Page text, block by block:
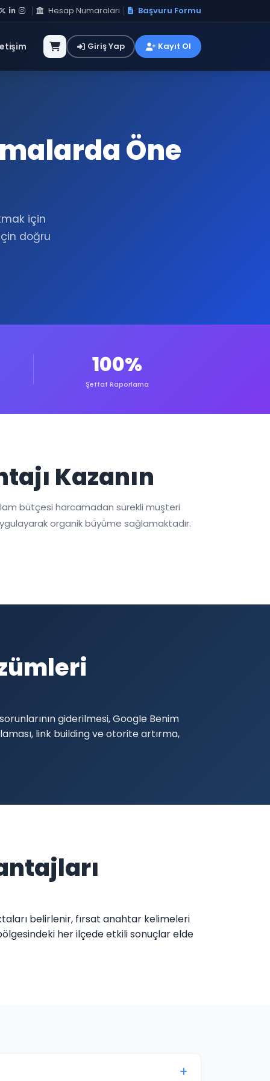
Hesap Numaraları Başvuru Formu
Giriş Yap Kayıt Ol
Öne
için
doğru
100%
Şeffaf Raporlama
Kazanın
bütçesi harcamadan sürekli müşteri
organik büyüme sağlamaktadır.
giderilmesi, Google Benim
link building ve otorite artırma,
belirlenir, fırsat anahtar kelimeleri
her ilçede etkili sonuçlar elde